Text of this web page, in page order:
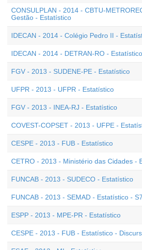
CONSULPLAN - 2014 - CBTU-
Gestão - Estatístico
IDECAN - 2014 - Colégio Pedro II -
IDECAN - 2014 - DETRAN-RO - Estatístico
FGV - 2013 - SUDENE-PE - Estatístico
UFPR - 2013 - UFPR - Estatístico
FGV - 2013 - INEA-RJ - Estatístico
COVEST-COPSET - 2013 - UFPE -
CESPE - 2013 - FUB - Estatístico
CETRO - 2013 - Ministério das Cidades -
FUNCAB - 2013 - SUDECO - Estatístico
FUNCAB - 2013 - SEMAD - Estatístico -
ESPP - 2013 - MPE-PR - Estatístico
CESPE - 2013 - FUB - Estatístico -